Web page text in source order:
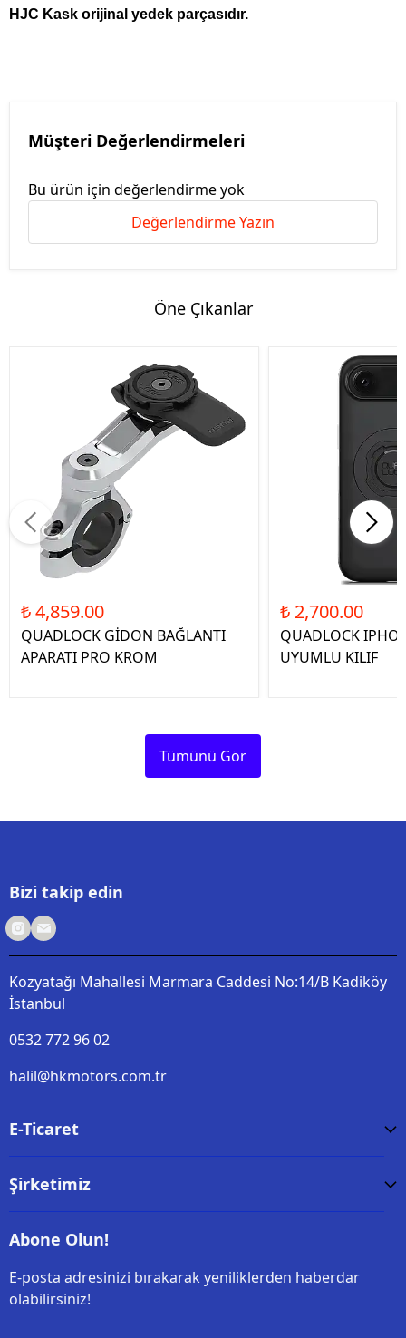
HJC Kask orijinal yedek parçasıdır.
Müşteri Değerlendirmeleri
Bu ürün için değerlendirme yok
Değerlendirme Yazın
Öne Çıkanlar
₺ 4,859.00
QUADLOCK GİDON BAĞLANTI
APARATI PRO KROM
₺ 2,700.00
QUADLOCK
UYUMLU KILIF
Tümünü Gör
Bizi takip edin
Kozyatağı Mahallesi Marmara Caddesi No:14/B Kadiköy
İstanbul
0532 772 96 02
halil@hkmotors.com.tr
E-Ticaret
Şirketimiz
Abone Olun!
E-posta adresinizi bırakarak yeniliklerden haberdar
olabilirsiniz!